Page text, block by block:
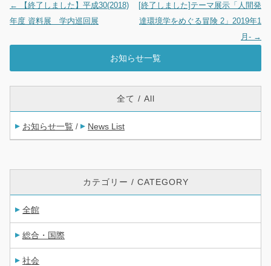
投稿ナビゲーション
←
【終了しました】平成30(2018)
年度 資料展 学内巡回展
[終了しました]テーマ展示「人間発
達環境学をめぐる冒険 2」2019年1
月- →
お知らせ一覧
全て / All
お知らせ一覧 / News List
カテゴリー / CATEGORY
全館
総合・国際
社会